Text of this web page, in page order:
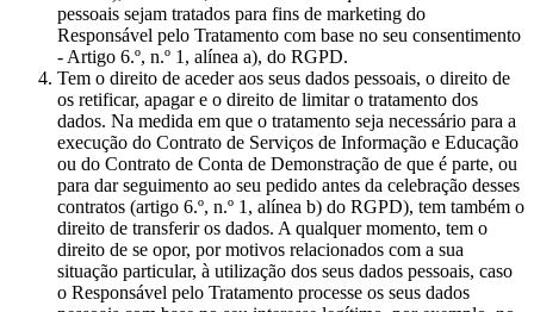
pessoais sejam tratados para fins de marketing do
Responsável pelo Tratamento com base no seu consentimento
- Artigo 6.º, n.º 1, alínea a), do RGPD.
Tem o direito de aceder aos seus dados pessoais, o direito de
os retificar, apagar e o direito de limitar o tratamento dos
dados. Na medida em que o tratamento seja necessário para a
execução do Contrato de Serviços de Informação e Educação
ou do Contrato de Conta de Demonstração de que é parte, ou
para dar seguimento ao seu pedido antes da celebração desses
contratos (artigo 6.º, n.º 1, alínea b) do RGPD), tem também o
direito de transferir os dados. A qualquer momento, tem o
direito de se opor, por motivos relacionados com a sua
situação particular, à utilização dos seus dados pessoais, caso
o Responsável pelo Tratamento processe os seus dados